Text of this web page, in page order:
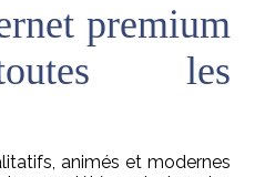
premium
les
animés et modernes